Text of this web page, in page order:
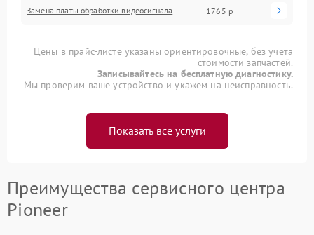
Замена платы обработки видеосигнала 1765 р
Цены в прайс-листе указаны ориентировочные, без учета
стоимости запчастей.
Записывайтесь на бесплатную диагностику.
Мы проверим ваше устройство и укажем на неисправность.
Показать все услуги
Преимущества сервисного центра
Pioneer